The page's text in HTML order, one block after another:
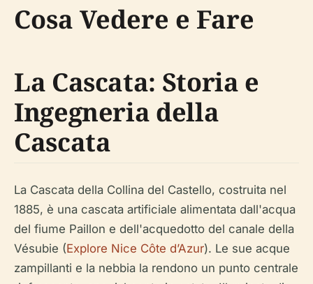
Cosa Vedere e Fare
La Cascata: Storia e
Ingegneria della
Cascata
La Cascata della Collina del Castello, costruita nel
1885, è una cascata artificiale alimentata dall'acqua
del fiume Paillon e dell'acquedotto del canale della
Vésubie (Explore Nice Côte d’Azur). Le sue acque
zampillanti e la nebbia la rendono un punto centrale